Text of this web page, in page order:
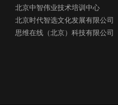
北京中智伟业技术培训中心
北京时代智选文化发展有限公司
思维在线（北京）科技有限公司